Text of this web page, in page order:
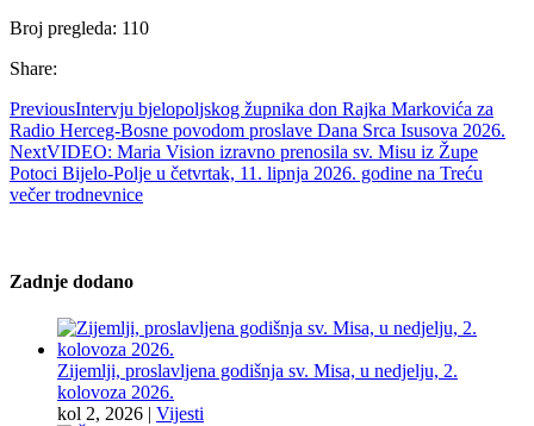
Broj pregleda: 110
Share:
PreviousIntervju bjelopoljskog župnika don Rajka Markovića za
Radio Herceg-Bosne povodom proslave Dana Srca Isusova 2026.
NextVIDEO: Maria Vision izravno prenosila sv. Misu iz Župe
Potoci Bijelo-Polje u četvrtak, 11. lipnja 2026. godine na Treću
večer trodnevnice
Zadnje dodano
Zijemlji, proslavljena godišnja sv. Misa, u nedjelju, 2.
kolovoza 2026.
kol 2, 2026 | Vijesti